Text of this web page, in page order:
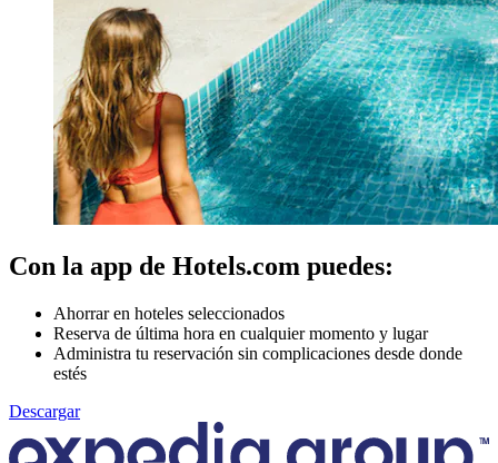
Con la app de Hotels.com puedes:
Ahorrar en hoteles seleccionados
Reserva de última hora en cualquier momento y lugar
Administra tu reservación sin complicaciones desde donde
estés
Descargar